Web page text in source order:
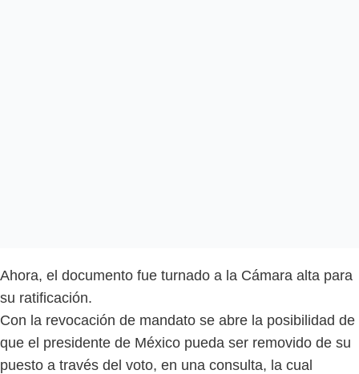
Ahora, el documento fue turnado a la Cámara alta para
su ratificación.
Con la revocación de mandato se abre la posibilidad de
que el presidente de México pueda ser removido de su
puesto a través del voto, en una consulta, la cual